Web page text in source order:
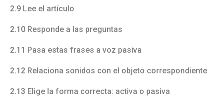
2.9 Lee el artículo
2.10 Responde a las preguntas
2.11 Pasa estas frases a voz pasiva
2.12 Relaciona sonidos con el objeto correspondiente
2.13 Elige la forma correcta: activa o pasiva